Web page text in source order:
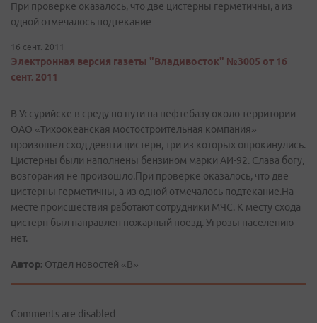
При проверке оказалось, что две цистерны герметичны, а из
одной отмечалось подтекание
16 сент. 2011
Электронная версия газеты "Владивосток" №3005 от 16
сент. 2011
В Уссурийске в среду по пути на нефтебазу около территории
ОАО «Тихоокеанская мостостроительная компания»
произошел сход девяти цистерн, три из которых опрокинулись.
Цистерны были наполнены бензином марки АИ-92. Слава богу,
возгорания не произошло.При проверке оказалось, что две
цистерны герметичны, а из одной отмечалось подтекание.На
месте происшествия работают сотрудники МЧС. К месту схода
цистерн был направлен пожарный поезд. Угрозы населению
нет.
Автор: Отдел новостей «В»
Comments are disabled